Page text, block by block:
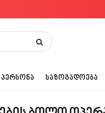
ᲞᲔᲠᲡᲝᲜᲐ ᲡᲐᲖᲝᲒᲐᲓᲝᲔᲑᲐ